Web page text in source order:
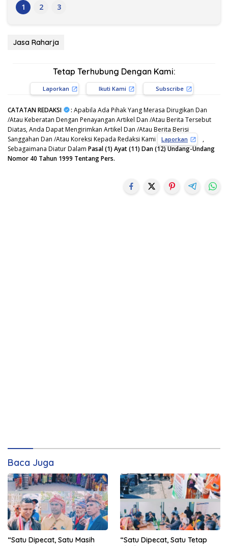
1 2 3
Jasa Raharja
Tetap Terhubung Dengan Kami:
Laporkan Ikuti Kami Subscribe
CATATAN REDAKSI : Apabila Ada Pihak Yang Merasa Dirugikan Dan
/Atau Keberatan Dengan Penayangan Artikel Dan /Atau Berita Tersebut
Diatas, Anda Dapat Mengirimkan Artikel Dan /Atau Berita Berisi
Sanggahan Dan /Atau Koreksi Kepada Redaksi Kami
Laporkan
,
Sebagaimana Diatur Dalam Pasal (1) Ayat (11) Dan (12) Undang-Undang
Nomor 40 Tahun 1999 Tentang Pers.
Baca Juga
“Satu Dipecat, Satu Masih
“Satu Dipecat, Satu Tetap